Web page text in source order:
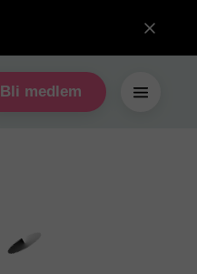
Bli medlem